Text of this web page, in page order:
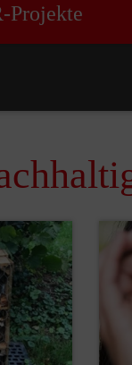
Projekte